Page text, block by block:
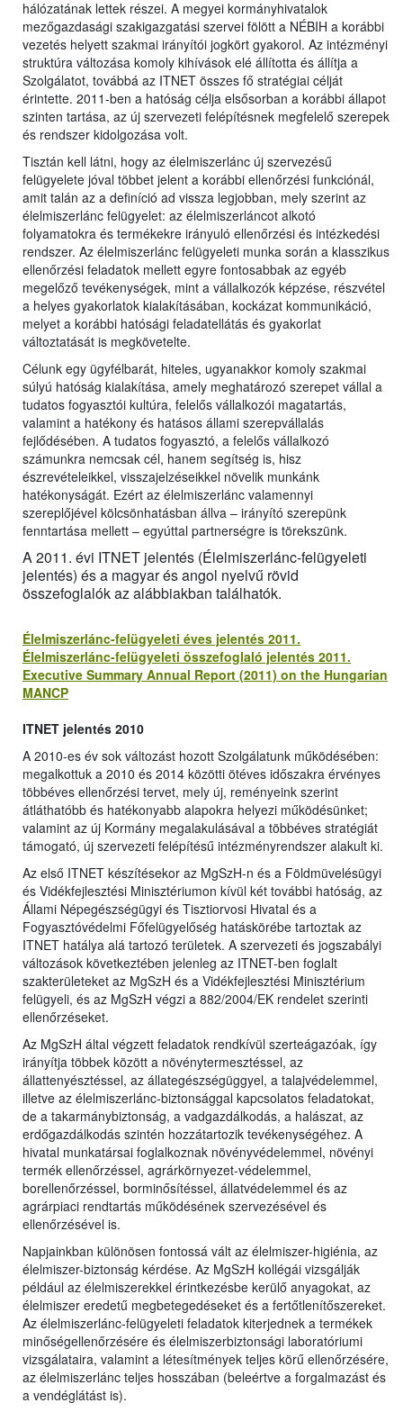
hálózatának lettek részei. A megyei kormányhivatalok
mezőgazdasági szakigazgatási szervei fölött a NÉBIH a korábbi
vezetés helyett szakmai irányítói jogkört gyakorol. Az intézményi
struktúra változása komoly kihívások elé állította és állítja a
Szolgálatot, továbbá az ITNET összes fő stratégiai célját
érintette. 2011-ben a hatóság célja elsősorban a korábbi állapot
szinten tartása, az új szervezeti felépítésnek megfelelő szerepek
és rendszer kidolgozása volt.
Tisztán kell látni, hogy az élelmiszerlánc új szervezésű
felügyelete jóval többet jelent a korábbi ellenőrzési funkciónál,
amit talán az a definíció ad vissza legjobban, mely szerint az
élelmiszerlánc felügyelet: az élelmiszerláncot alkotó
folyamatokra és termékekre irányuló ellenőrzési és intézkedési
rendszer. Az élelmiszerlánc felügyeleti munka során a klasszikus
ellenőrzési feladatok mellett egyre fontosabbak az egyéb
megelőző tevékenységek, mint a vállalkozók képzése, részvétel
a helyes gyakorlatok kialakításában, kockázat kommunikáció,
melyet a korábbi hatósági feladatellátás és gyakorlat
változtatását is megkövetelte.
Célunk egy ügyfélbarát, hiteles, ugyanakkor komoly szakmai
súlyú hatóság kialakítása, amely meghatározó szerepet vállal a
tudatos fogyasztói kultúra, felelős vállalkozói magatartás,
valamint a hatékony és hatásos állami szerepvállalás
fejlődésében. A tudatos fogyasztó, a felelős vállalkozó
számunkra nemcsak cél, hanem segítség is, hisz
észrevételeikkel, visszajelzéseikkel növelik munkánk
hatékonyságát. Ezért az élelmiszerlánc valamennyi
szereplőjével kölcsönhatásban állva – irányító szerepünk
fenntartása mellett – egyúttal partnerségre is törekszünk.
A 2011. évi ITNET jelentés (Élelmiszerlánc-felügyeleti
jelentés) és a magyar és angol nyelvű rövid
összefoglalók az alábbiakban találhatók.
Élelmiszerlánc-felügyeleti éves jelentés 2011.
Élelmiszerlánc-felügyeleti összefoglaló jelentés 2011.
Executive Summary Annual Report (2011) on the Hungarian
MANCP
ITNET jelentés 2010
A 2010-es év sok változást hozott Szolgálatunk működésében:
megalkottuk a 2010 és 2014 közötti ötéves időszakra érvényes
többéves ellenőrzési tervet, mely új, reményeink szerint
átláthatóbb és hatékonyabb alapokra helyezi működésünket;
valamint az új Kormány megalakulásával a többéves stratégiát
támogató, új szervezeti felépítésű intézményrendszer alakult ki.
Az első ITNET készítésekor az MgSzH-n és a Földmüvelésügyi
és Vidékfejlesztési Minisztériumon kívül két további hatóság, az
Állami Népegészségügyi és Tisztiorvosi Hivatal és a
Fogyasztóvédelmi Főfelügyelőség hatáskörébe tartoztak az
ITNET hatálya alá tartozó területek. A szervezeti és jogszabályi
változások következtében jelenleg az ITNET-ben foglalt
szakterületeket az MgSzH és a Vidékfejlesztési Minisztérium
felügyeli, és az MgSzH végzi a 882/2004/EK rendelet szerinti
ellenőrzéseket.
Az MgSzH által végzett feladatok rendkívül szerteágazóak, így
irányítja többek között a növénytermesztéssel, az
állattenyésztéssel, az állategészségüggyel, a talajvédelemmel,
illetve az élelmiszerlánc-biztonsággal kapcsolatos feladatokat,
de a takarmánybiztonság, a vadgazdálkodás, a halászat, az
erdőgazdálkodás szintén hozzátartozik tevékenységéhez. A
hivatal munkatársai foglalkoznak növényvédelemmel, növényi
termék ellenőrzéssel, agrárkörnyezet-védelemmel,
borellenőrzéssel, borminősítéssel, állatvédelemmel és az
agrárpiaci rendtartás működésének szervezésével és
ellenőrzésével is.
Napjainkban különösen fontossá vált az élelmiszer-higiénia, az
élelmiszer-biztonság kérdése. Az MgSzH kollégái vizsgálják
például az élelmiszerekkel érintkezésbe kerülő anyagokat, az
élelmiszer eredetű megbetegedéseket és a fertőtlenítőszereket.
Az élelmiszerlánc-felügyeleti feladatok kiterjednek a termékek
minőségellenőrzésére és élelmiszerbiztonsági laboratóriumi
vizsgálataira, valamint a létesítmények teljes körű ellenőrzésére,
az élelmiszerlánc teljes hosszában (beleértve a forgalmazást és
a vendéglátást is).